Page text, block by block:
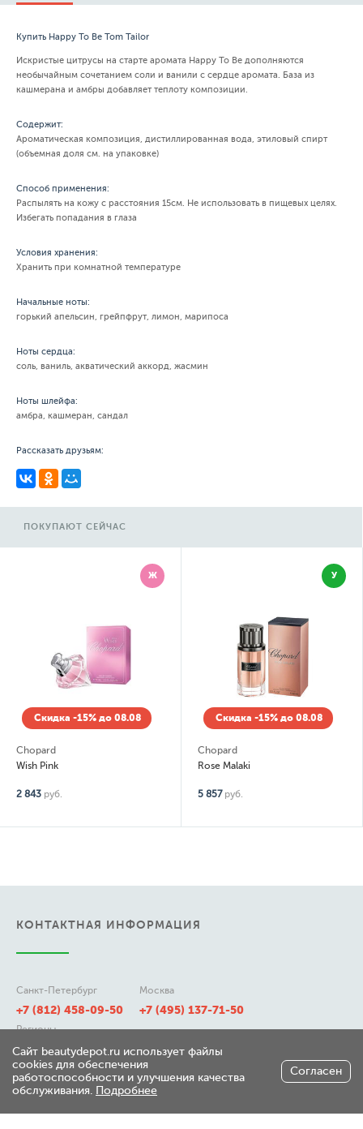
Купить Happy To Be Tom Tailor
Искристые цитрусы на старте аромата Happy To Be дополняются
необычайным сочетанием соли и ванили с сердце аромата. База из
кашмерана и амбры добавляет теплоту композиции.
Содержит:
Ароматическая композиция, дистиллированная вода, этиловый спирт
(объемная доля см. на упаковке)
Способ применения:
Распылять на кожу с расстояния 15см. Не использовать в пищевых целях.
Избегать попадания в глаза
Условия хранения:
Хранить при комнатной температуре
Начальные ноты:
горький апельсин, грейпфрут, лимон, марипоса
Ноты сердца:
соль, ваниль, акватический аккорд, жасмин
Ноты шлейфа:
амбра, кашмеран, сандал
Рассказать друзьям:
ПОКУПАЮТ СЕЙЧАС
Ж
Скидка -15% до 08.08
Chopard
Wish Pink
2 843 руб.
У
Скидка -15% до 08.08
Chopard
Rose Malaki
5 857 руб.
КОНТАКТНАЯ ИНФОРМАЦИЯ
Санкт-Петербург
+7 (812) 458-09-50
Москва
+7 (495) 137-71-50
Регионы
8 (800) 511-21-50
197348, г. Санкт-Петербург,
Сайт beautydepot.ru использует файлы
cookies для обеспечения
работоспособности и улучшения качества
обслуживания. Подробнее
Согласен